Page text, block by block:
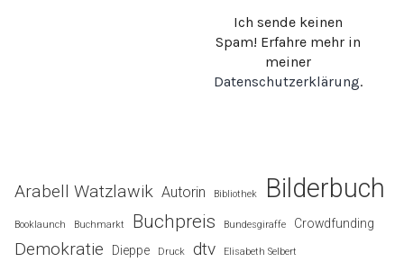
Ich sende keinen
Spam! Erfahre mehr in
meiner
Datenschutzerklärung.
Arabell Watzlawik Autorin Bibliothek Bilderbuch
Booklaunch Buchmarkt Buchpreis Bundesgiraffe Crowdfunding
Demokratie Dieppe Druck dtv
Elisabeth Selbert